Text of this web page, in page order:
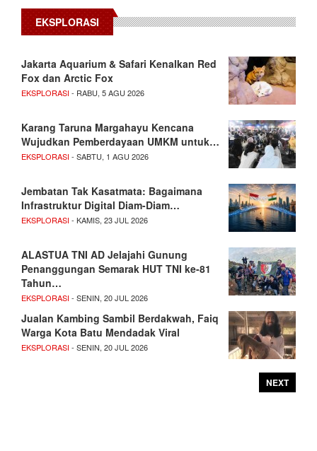
EKSPLORASI
Jakarta Aquarium & Safari Kenalkan Red
Fox dan Arctic Fox
EKSPLORASI- RABU, 5 AGU 2026
Karang Taruna Margahayu Kencana
Wujudkan Pemberdayaan UMKM untuk…
EKSPLORASI- SABTU, 1 AGU 2026
Jembatan Tak Kasatmata: Bagaimana
Infrastruktur Digital Diam-Diam…
EKSPLORASI- KAMIS, 23 JUL 2026
ALASTUA TNI AD Jelajahi Gunung
Penanggungan Semarak HUT TNI ke-81
Tahun…
EKSPLORASI- SENIN, 20 JUL 2026
Jualan Kambing Sambil Berdakwah, Faiq
Warga Kota Batu Mendadak Viral
EKSPLORASI- SENIN, 20 JUL 2026
NEXT